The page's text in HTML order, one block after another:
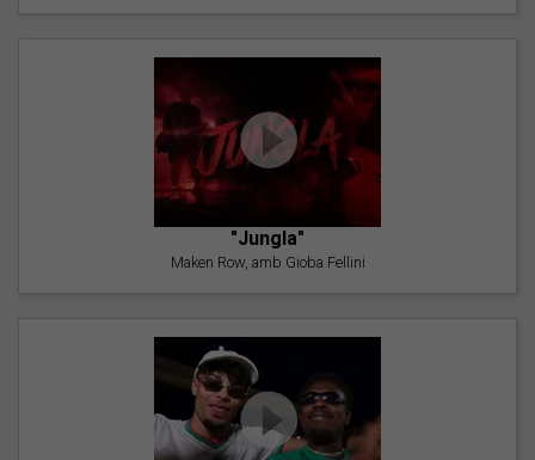
"Jungla"
Maken Row, amb Gioba Fellini